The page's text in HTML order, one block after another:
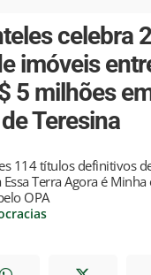
celebra
imóveis
5 milhões
Teresina
114 títulos definitivos
Terra Agora é
OPA